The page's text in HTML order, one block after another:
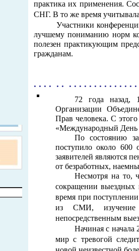
практика их применения.
СНГ. В то же время
Участники
лучшему пониманию норм
полезен практикующим
гражданам.
. . . . . . . . . . . . . . . . . . . .
72 года назад,
Организации
Прав человека. С
«Международный День
По состоянию
поступило около
заявителей являются
от безработных,
Несмотря на то,
сокращении выездных
время при
из СМИ, изучение
непосредственным
Начиная с начала
мир с тревогой